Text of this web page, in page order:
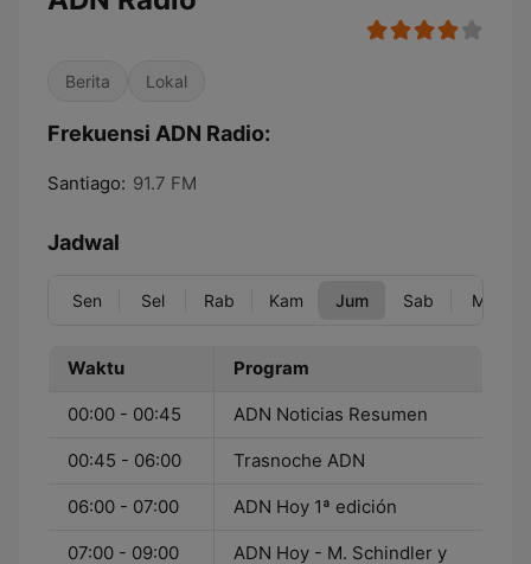
Berita Lokal
Frekuensi ADN Radio:
Santiago: 91.7 FM
Jadwal
Sen Sel Rab Kam Jum Sab Min
Waktu Program
00:00 - 00:45 ADN Noticias Resumen
00:45 - 06:00 Trasnoche ADN
06:00 - 07:00 ADN Hoy 1ª edición
07:00 - 09:00 ADN Hoy - M. Schindler y